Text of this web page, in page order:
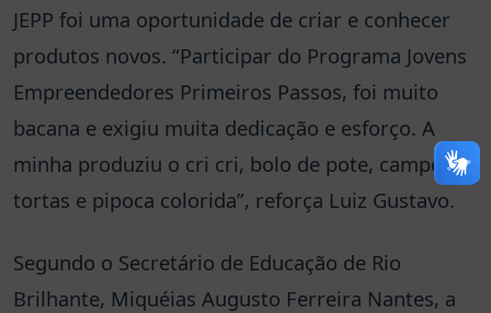
JEPP foi uma oportunidade de criar e conhecer
produtos novos. “Participar do Programa Jovens
Empreendedores Primeiros Passos, foi muito
bacana e exigiu muita dedicação e esforço. A
minha produziu o cri cri, bolo de pote, campeste,
tortas e pipoca colorida”, reforça Luiz Gustavo.
Segundo o Secretário de Educação de Rio
Brilhante, Miquéias Augusto Ferreira Nantes, a